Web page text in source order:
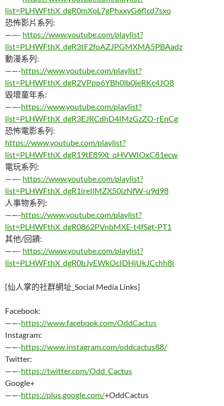
list=PLHWFthX_dgR0mXoL7gPhxxyG6flcd7sxo
恐怖影片系列:
——- https://www.youtube.com/playlist?
list=PLHWFthX_dgR3tF2foAZJPGMXMA5PBAadz
動漫系列:
——-https://www.youtube.com/playlist?
list=PLHWFthX_dgR2VPpp6YBh0lb0jeRKc4JO8
毀壞童年系:
——-https://www.youtube.com/playlist?
list=PLHWFthX_dgR3EJRCdhD4IMzGzZO-rEnCg
恐怖電影系列:
https://www.youtube.com/playlist?
list=PLHWFthX_dgR19tE89Xt_qHVWIOxC81ecw
電玩系列:
——- https://www.youtube.com/playlist?
list=PLHWFthX_dgR1ireIlMZX50izNfW-u9d98
人事物系列:
——-https://www.youtube.com/playlist?
list=PLHWFthX_dgR0862PVnbMXE-t4fSgt-PT1
其他/回饋:
——- https://www.youtube.com/playlist?
list=PLHWFthX_dgR0bJyEWkOcIDHjUkJCchh8l
[仙人掌的社群網址_Social Media Links]
Facebook:
——-https://www.facebook.com/OddCactus
Instagram:
——-https://www.instagram.com/oddcactus88/
Twitter:
——-https://twitter.com/Odd_Cactus
Google+
——-https://plus.google.com/+OddCactus